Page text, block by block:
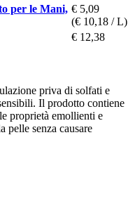
per le Mani, € 5,09
(€ 10,18 / L)
€ 12,38
priva di solfati e
Il prodotto contiene
proprietà emollienti e
pelle senza causare